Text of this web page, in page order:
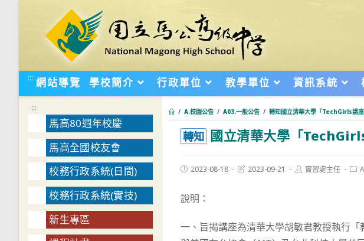
::: 網站導覽 學校簡介 行政單位 教學單位 資訊系統
/ A.校園公告 / A03.一般公告 / 轉知國立清華大學「TechGirls講座
轉知 國立清華大學「
Post2023-08-18
Post2023-09-21
Post實習處主任
Post
說明：
一、旨揭講座為清華大學胡敏君教授執行「
:::
馬高80週年校慶
馬高全國校友會
校務行政系統(日間)
校務行政系統(實技)
新生專區